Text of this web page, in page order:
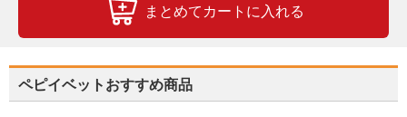
まとめてカートに入れる
ペピイベットおすすめ商品